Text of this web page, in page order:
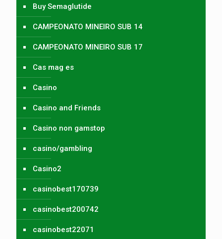
Buy Semaglutide
CAMPEONATO MINEIRO SUB 14
CAMPEONATO MINEIRO SUB 17
Cas mag es
Casino
Casino and Friends
Casino non gamstop
casino/gambling
Casino2
casinobest170739
casinobest200742
casinobest22071